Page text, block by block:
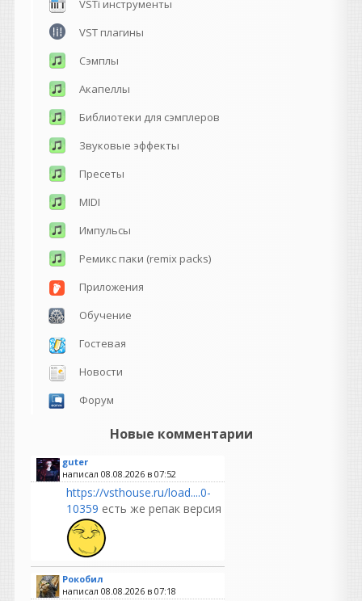
VSTi инструменты
VST плагины
Сэмплы
Акапеллы
Библиотеки для сэмплеров
Звуковые эффекты
Пресеты
MIDI
Импульсы
Ремикс паки (remix packs)
Приложения
Обучение
Гостевая
Новости
Форум
Новые комментарии
guter
написал 08.08.2026 в 07:52
https://vsthouse.ru/load....0-
10359 есть же репак версия
Рокобил
написал 08.08.2026 в 07:18